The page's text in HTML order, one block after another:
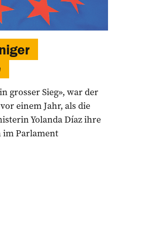
grosser Sieg», war der
einem Jahr, als die
Yolan­da Díaz ihre
im Parlament